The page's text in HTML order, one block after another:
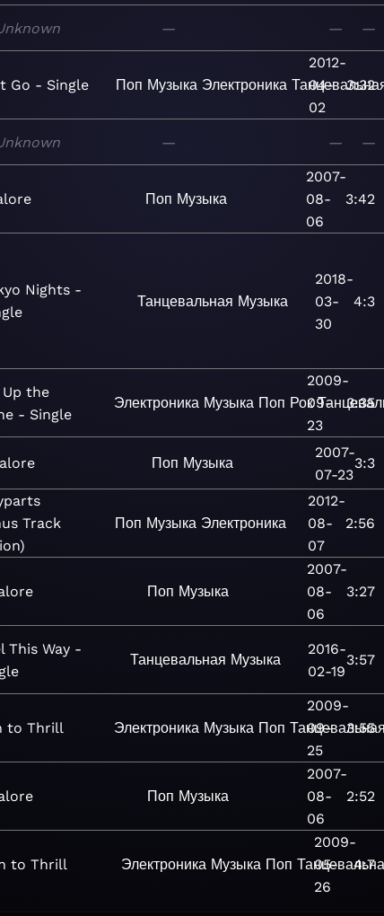
— — —
Go - Single Поп Музыка Электроника
2012-
04-
02
3:32
— — —
Поп Музыка
2007-
08-
06
3:42
Nights -
Танцевальная Музыка
2018-
03-
30
4:3
Up the
- Single
Электроника Музыка Поп Рок
2009-
09-
23
3:35
Поп Музыка
2007-
07-23
3:3
Track
Поп Музыка Электроника
2012-
08-
07
2:56
Поп Музыка
2007-
08-
06
3:27
This Way -
Танцевальная Музыка
2016-
02-19
3:57
to Thrill Электроника Музыка Поп
2009-
09-
25
3:55
Поп Музыка
2007-
08-
06
2:52
to Thrill Электроника Музыка Поп
2009-
05-
26
4:7